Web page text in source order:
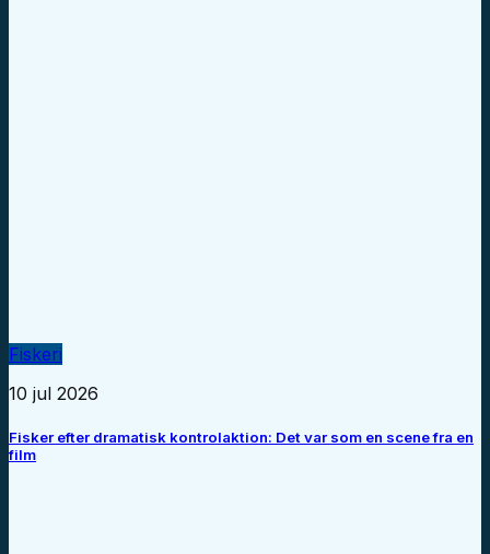
Fiskeri
10 jul 2026
Fisker efter dramatisk kontrolaktion: Det var som en scene fra en
film